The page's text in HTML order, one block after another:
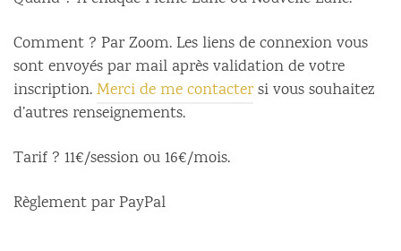
Comment ? Par Zoom. Les liens de connexion vous
sont envoyés par mail après validation de votre
inscription.Merci de me contactersi vous souhaitez
d’autres renseignements.
Tarif ? 11€/session ou 16€/mois.
Règlement par PayPal